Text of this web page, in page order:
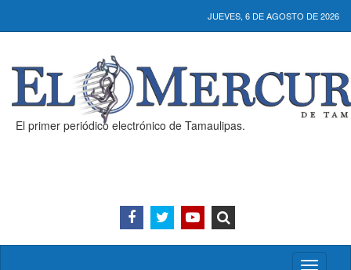
JUEVES, 6 DE AGOSTO DE 2026
El primer periódico electrónico de Tamaulipas.
Activar/